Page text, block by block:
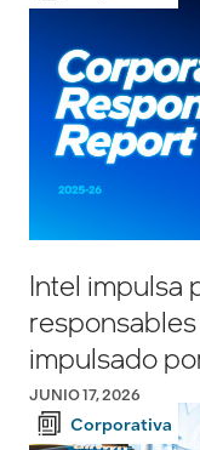
Intel impulsa
impulsado
2026
JUNIO 17, 2026
Corporativa